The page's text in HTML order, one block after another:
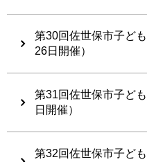
第30回佐世保市子ど
26日開催）
第31回佐世保市子ど
日開催）
第32回佐世保市子ど